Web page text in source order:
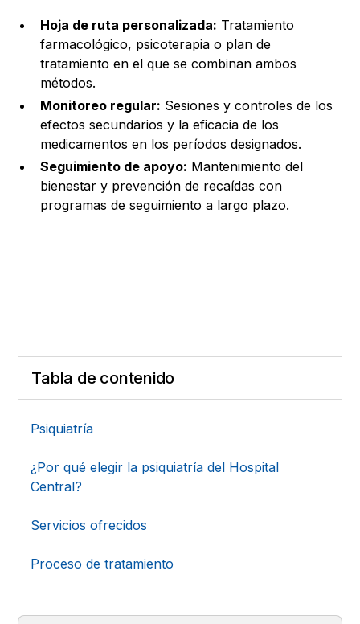
Hoja de ruta personalizada: Tratamiento
farmacológico, psicoterapia o plan de
tratamiento en el que se combinan ambos
métodos.
Monitoreo regular: Sesiones y controles de los
efectos secundarios y la eficacia de los
medicamentos en los períodos designados.
Seguimiento de apoyo: Mantenimiento del
bienestar y prevención de recaídas con
programas de seguimiento a largo plazo.
Tabla de contenido
Psiquiatría
¿Por qué elegir la psiquiatría del Hospital
Central?
Servicios ofrecidos
Proceso de tratamiento